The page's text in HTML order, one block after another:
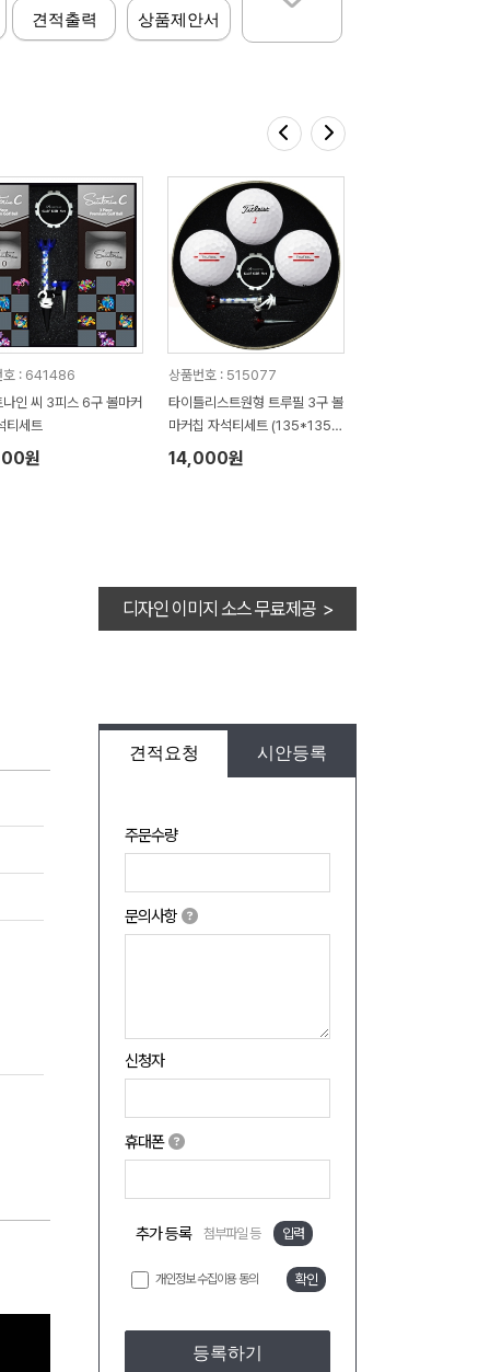
견적출력 상품제안서
호 : 641486
나인 씨 3피스 6구 볼마커
티세트
원
상품번호 : 515077
타이틀리스트원형 트루필 3구 볼
마커칩 자석티세트 (135*135*
45mm)
14,000원
디자인 이미지 소스 무료제공 >
견적요청 시안등록
주문수량
문의사항
신청자
휴대폰
추가 등록 첨부파일 등 입력
개인정보 수집이용 동의 확인
등록하기